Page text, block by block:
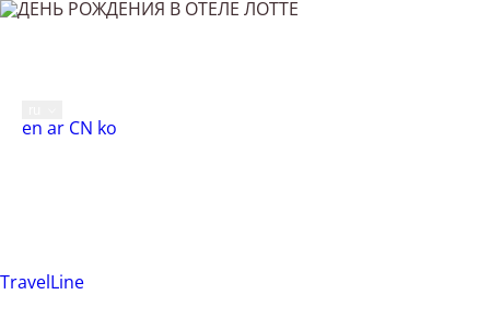
English
en العربية
ar 中文
CN 한국어
ko
TravelLine